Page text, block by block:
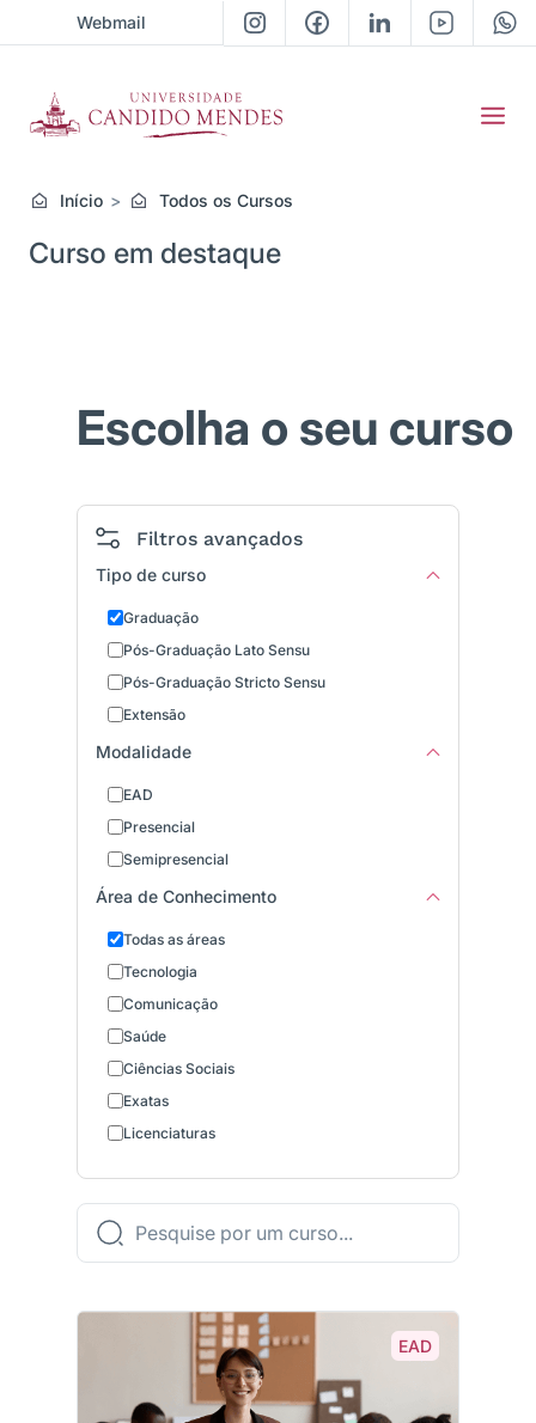
Webmail
Início Todos os Cursos
Curso em destaque
Escolha o seu curso
Filtros avançados
Tipo de curso
Graduação
Pós-Graduação Lato Sensu
Pós-Graduação Stricto Sensu
Extensão
Modalidade
EAD
Presencial
Semipresencial
Área de Conhecimento
Todas as áreas
Tecnologia
Comunicação
Saúde
Ciências Sociais
Exatas
Licenciaturas
EAD